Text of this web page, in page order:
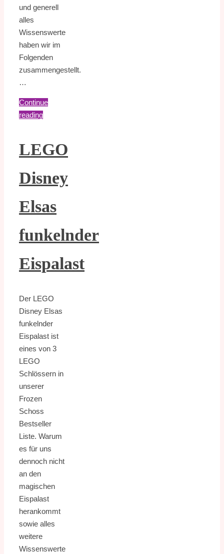
und generell
alles
Wissenswerte
haben wir im
Folgenden
zusammengestellt.
…
Continue
reading
LEGO
Disney
Elsas
funkelnder
Eispalast
Der LEGO
Disney Elsas
funkelnder
Eispalast ist
eines von 3
LEGO
Schlössern in
unserer
Frozen
Schoss
Bestseller
Liste. Warum
es für uns
dennoch nicht
an den
magischen
Eispalast
herankommt
sowie alles
weitere
Wissenswerte